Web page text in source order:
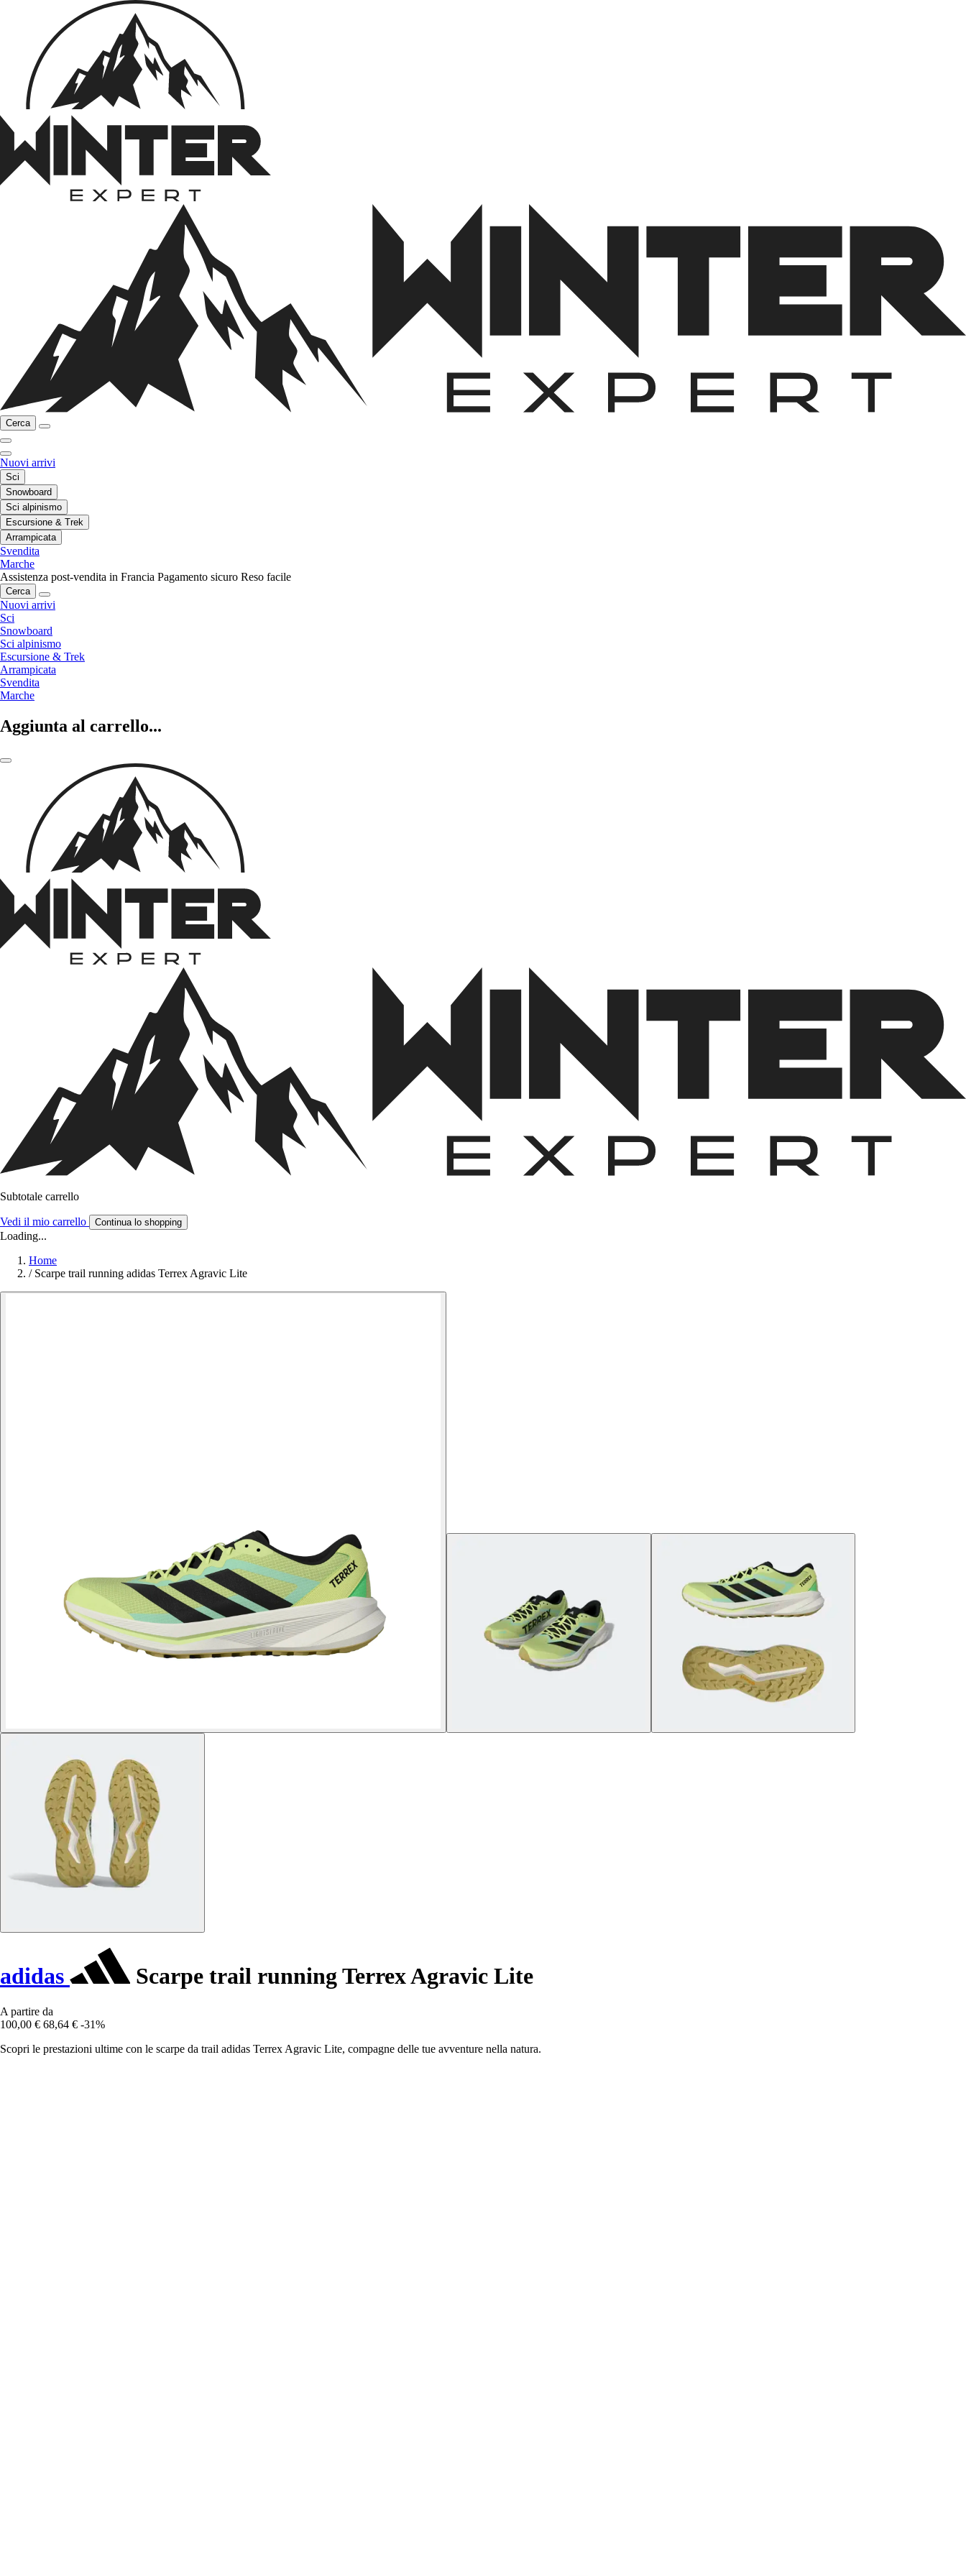
Cerca
Nuovi arrivi
Sci
Snowboard
Sci alpinismo
Escursione & Trek
Arrampicata
Svendita
Marche
Assistenza post-vendita in Francia Pagamento sicuro Reso facile
Cerca
Nuovi arrivi
Sci
Snowboard
Sci alpinismo
Escursione & Trek
Arrampicata
Svendita
Marche
Aggiunta al carrello...
Subtotale carrello
Vedi il mio carrello Continua lo shopping
Loading...
Home
/ Scarpe trail running adidas Terrex Agravic Lite
adidas Scarpe trail running Terrex Agravic Lite
A partire da
100,00 € 68,64 € -31%
Scopri le prestazioni ultime con le scarpe da trail adidas Terrex Agravic Lite, compagne delle tue avventure nella natura.